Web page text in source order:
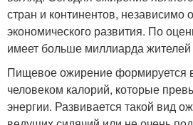
стран и континентов, независимо
экономического развития. По
имеет больше миллиарда
Пищевое ожирение формируется
человеком калорий, которые
энергии. Развивается такой вид